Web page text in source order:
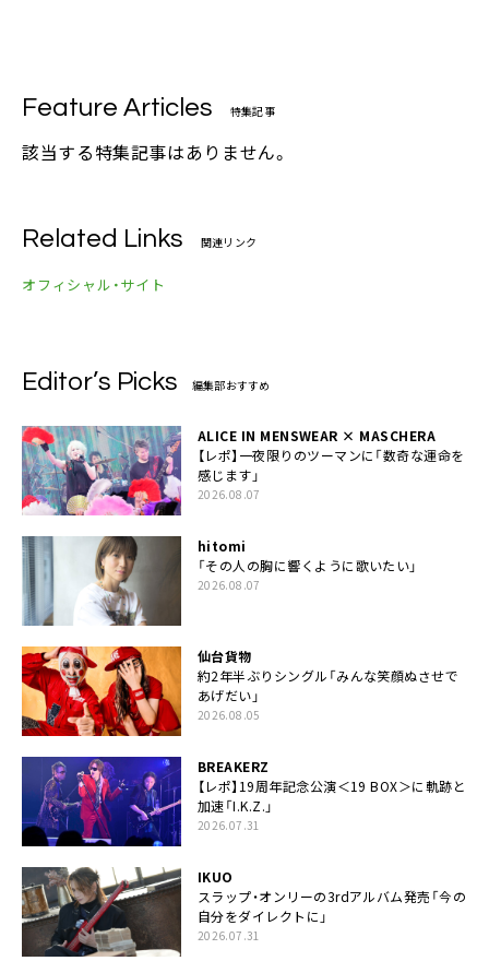
Feature Articles 特集記事
該当する特集記事はありません。
Related Links 関連リンク
オフィシャル・サイト
Editor’s Picks 編集部おすすめ
ALICE IN MENSWEAR × MASCHERA
【レポ】一夜限りのツーマンに「数奇な運命を
感じます」
2026.08.07
hitomi
「その人の胸に響くように歌いたい」
2026.08.07
仙台貨物
約2年半ぶりシングル「みんな笑顔ぬさせで
あげだい」
2026.08.05
BREAKERZ
【レポ】19周年記念公演＜19 BOX＞に軌跡と
加速「I.K.Z.」
2026.07.31
IKUO
スラップ・オンリーの3rdアルバム発売「今の
自分をダイレクトに」
2026.07.31